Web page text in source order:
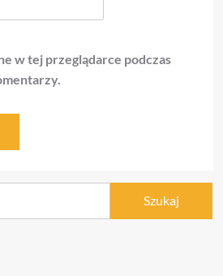
w tej przeglądarce podczas